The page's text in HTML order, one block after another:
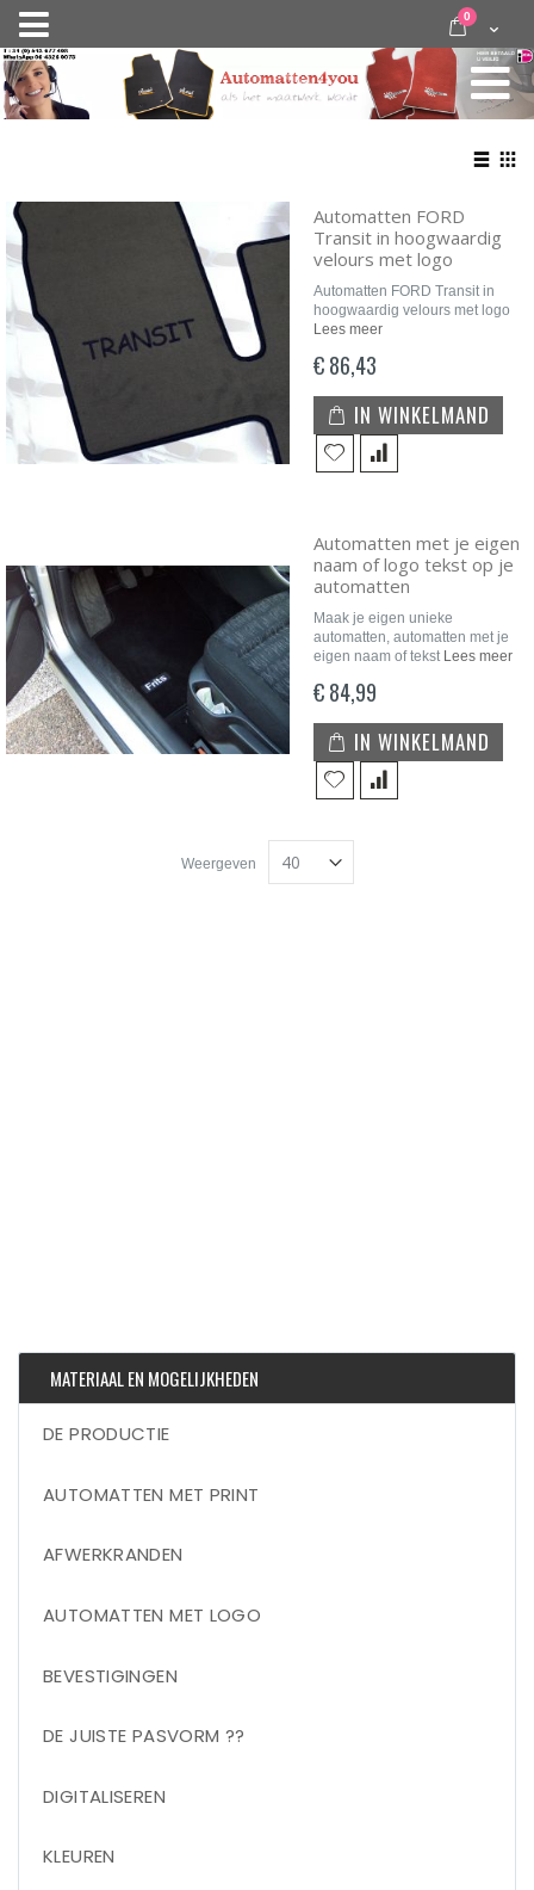
Nav
activeren
door
inhoud
Cart
0 items
Automatten FORD
Transit in hoogwaardig
velours met logo
Automatten FORD Transit in
hoogwaardig velours met logo
Lees meer
€ 86,43
IN WINKELMAND
Automatten met je eigen
naam of logo tekst op je
automatten
Maak je eigen unieke
automatten, automatten met je
eigen naam of tekst Lees meer
€ 84,99
IN WINKELMAND
Weergeven
MATERIAAL EN MOGELIJKHEDEN
DE PRODUCTIE
AUTOMATTEN MET PRINT
AFWERKRANDEN
AUTOMATTEN MET LOGO
BEVESTIGINGEN
DE JUISTE PASVORM ??
DIGITALISEREN
KLEUREN